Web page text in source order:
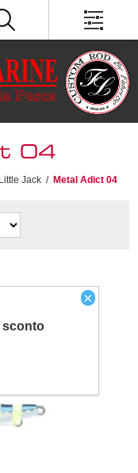
04
Little Jack / Metal Adict 04
×
sconto